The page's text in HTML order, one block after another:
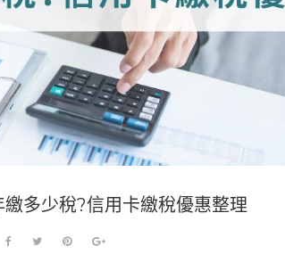
多少稅?信用卡繳稅優惠整理